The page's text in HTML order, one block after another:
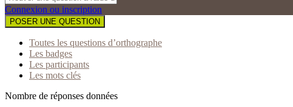
Connexion ou inscription
POSER UNE QUESTION
Toutes les questions d’orthographe
Les badges
Les participants
Les mots clés
Nombre de réponses données